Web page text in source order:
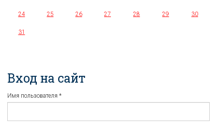
24 25 26 27 28 29 30
31
Вход на сайт
Имя пользователя *